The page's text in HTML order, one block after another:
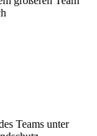
Teams unter